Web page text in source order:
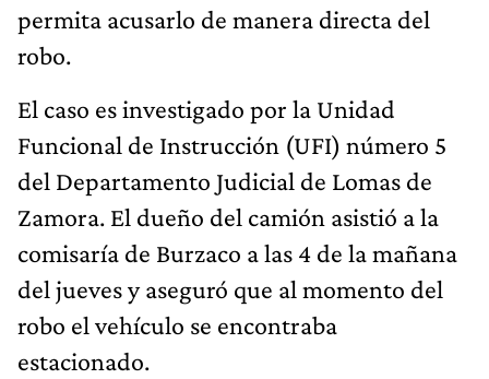
permita acusarlo de manera directa del
robo.
El caso es investigado por la Unidad
Funcional de Instrucción (UFI) número 5
del Departamento Judicial de Lomas de
Zamora. El dueño del camión asistió a la
comisaría de Burzaco a las 4 de la mañana
del jueves y aseguró que al momento del
robo el vehículo se encontraba
estacionado.